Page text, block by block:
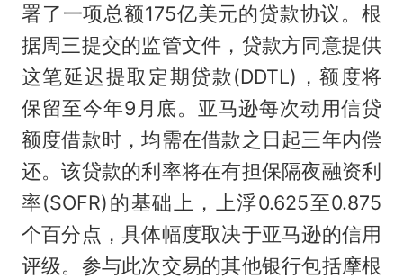
署了一项总额175亿美元的贷款协议。根
据周三提交的监管文件，贷款方同意提供
这笔延迟提取定期贷款(DDTL)，额度将
保留至今年9月底。亚马逊每次动用信贷
额度借款时，均需在借款之日起三年内偿
还。该贷款的利率将在有担保隔夜融资利
率(SOFR)的基础上，上浮0.625至0.875
个百分点，具体幅度取决于亚马逊的信用
评级。参与此次交易的其他银行包括摩根